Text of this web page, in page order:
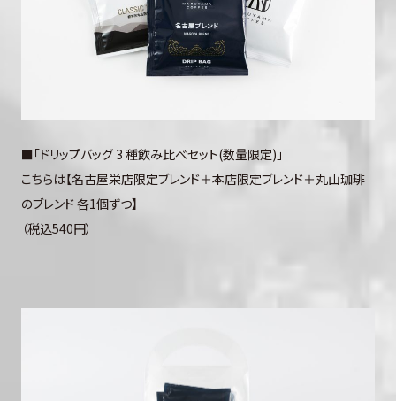
■「ドリップバッグ 3 種飲み比べセット(数量限定)」
こちらは【名古屋栄店限定ブレンド＋本店限定ブレンド＋丸山珈琲
のブレンド 各1個ずつ】
（税込540円）